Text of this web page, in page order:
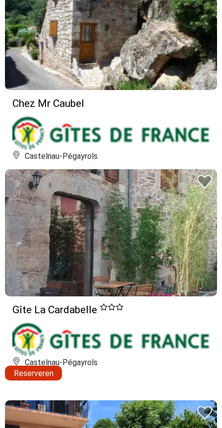
Chez Mr Caubel
Castelnau-Pégayrols
Gîte La Cardabelle
Castelnau-Pégayrols
Reserveren